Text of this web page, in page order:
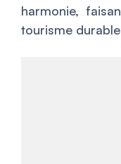
harmonie,
tourisme